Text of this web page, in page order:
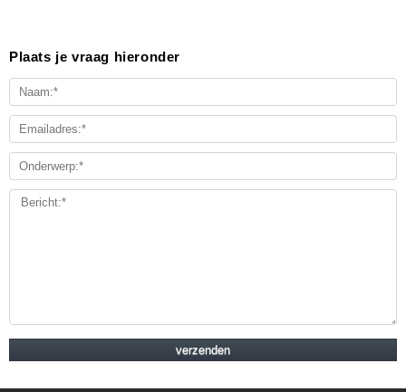
Plaats je vraag hieronder